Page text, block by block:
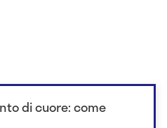
di cuore: come